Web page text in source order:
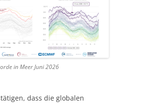
in Meer Juni 2026
dass die globalen